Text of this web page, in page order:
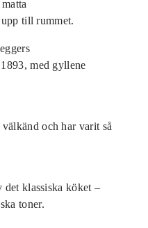
till rummet.
med gyllene
och har varit så
det klassiska köket –
toner.